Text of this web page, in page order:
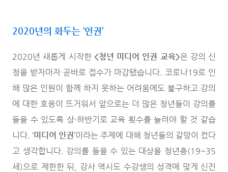
2020년의 화두는 ‘인권’
2020년 새롭게 시작한 <청년 미디어 인권 교육>은 강의 신
청을 받자마자 곧바로 접수가 마감됐습니다. 코로나19로 인
해 많은 인원이 함께 하지 못하는 어려움에도 불구하고 강의
에 대한 호응이 뜨거워서 앞으로는 더 많은 청년들이 강의를
들을 수 있도록 상·하반기로 교육 횟수를 늘려야 할 것 같습
니다. ‘미디어 인권’이라는 주제에 대해 청년들의 갈망이 컸다
고 생각합니다. 강의를 들을 수 있는 대상을 청년층(19~35
세)으로 제한한 뒤, 강사 역시도 수강생의 성격에 맞게 신진